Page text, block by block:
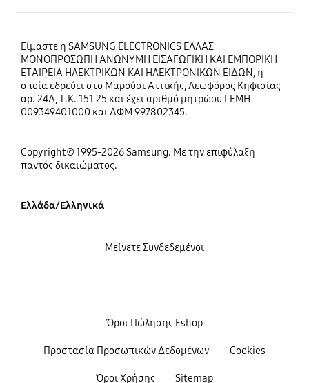
Είμαστε η SAMSUNG ELECTRONICS ΕΛΛΑΣ
ΜΟΝΟΠΡΟΣΩΠΗ ΑΝΩΝΥΜΗ ΕΙΣΑΓΩΓΙΚΗ ΚΑΙ ΕΜΠΟΡΙΚΗ
ΕΤΑΙΡΕΙΑ ΗΛΕΚΤΡΙΚΩΝ ΚΑΙ ΗΛΕΚΤΡΟΝΙΚΩΝ ΕΙΔΩΝ, η
οποία εδρεύει στο Μαρούσι Αττικής, Λεωφόρος Κηφισίας
αρ. 24Α, Τ.Κ. 151 25 και έχει αριθμό μητρώου ΓΕΜΗ
009349401000 και ΑΦΜ 997802345.
Copyright© 1995-2026 Samsung. Με την επιφύλαξη
παντός δικαιώματος.
Ελλάδα/Ελληνικά
Όροι Πώλησης Eshop
Προστασία Προσωπικών Δεδομένων Cookies
Όροι Χρήσης Sitemap
Μείνετε Συνδεδεμένοι